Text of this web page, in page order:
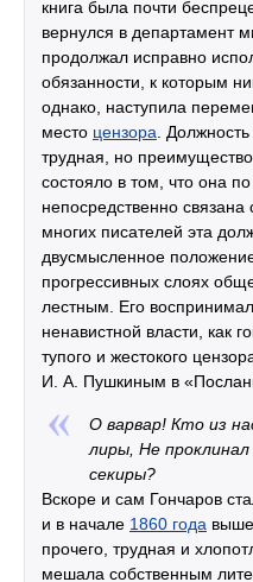
книга была почти
вернулся в департамент
продолжал исправно
обязанности, к которым
однако, наступила
место цензора .
трудная, но
состояло в том, что она
непосредственно связана
многих писателей эта
двусмысленное
прогрессивных слоях
лестным. Его
ненавистной власти, как
тупого и жестокого
И. А. Пушкиным в
О варвар! Кто из
лиры, Не
секиры?
Вскоре и сам Гончаров
и в начале 1860 года
прочего, трудная и
мешала собственным